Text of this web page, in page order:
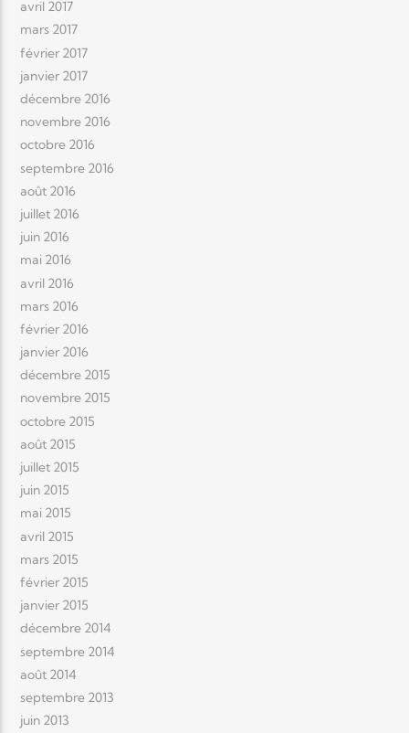
avril 2017
mars 2017
février 2017
janvier 2017
décembre 2016
novembre 2016
octobre 2016
septembre 2016
août 2016
juillet 2016
juin 2016
mai 2016
avril 2016
mars 2016
février 2016
janvier 2016
décembre 2015
novembre 2015
octobre 2015
août 2015
juillet 2015
juin 2015
mai 2015
avril 2015
mars 2015
février 2015
janvier 2015
décembre 2014
septembre 2014
août 2014
septembre 2013
juin 2013